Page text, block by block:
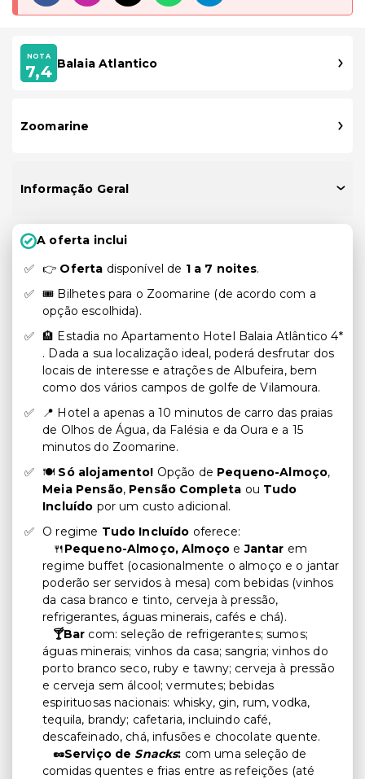
NOTA
7,4 Balaia Atlantico
Zoomarine
Informação Geral
A oferta inclui
👉 Oferta disponível de 1 a 7 noites.
🎟️ Bilhetes para o Zoomarine (de acordo com a
opção escolhida).
🏨 Estadia no Apartamento Hotel Balaia Atlântico 4*
. Dada a sua localização ideal, poderá desfrutar dos
locais de interesse e atrações de Albufeira, bem
como dos vários campos de golfe de Vilamoura.
📍 Hotel a apenas a 10 minutos de carro das praias
de Olhos de Água, da Falésia e da Oura e a 15
minutos do Zoomarine.
🍽️ Só alojamento! Opção de Pequeno-Almoço,
Meia Pensão,Pensão Completa ou Tudo
Incluído por um custo adicional.
O regime Tudo Incluído oferece:
🍴Pequeno-Almoço, Almoço e Jantar em
regime buffet (ocasionalmente o almoço e o jantar
poderão ser servidos à mesa) com bebidas (vinhos
da casa branco e tinto, cerveja à pressão,
refrigerantes, águas minerais, cafés e chá).
🍸Bar com: seleção de refrigerantes; sumos;
águas minerais; vinhos da casa; sangria; vinhos do
porto branco seco, ruby e tawny; cerveja à pressão
e cerveja sem álcool; vermutes; bebidas
espirituosas nacionais: whisky, gin, rum, vodka,
tequila, brandy; cafetaria, incluindo café,
descafeinado, chá, infusões e chocolate quente.
🥜Serviço de Snacks: com uma seleção de
comidas quentes e frias entre as refeições (até